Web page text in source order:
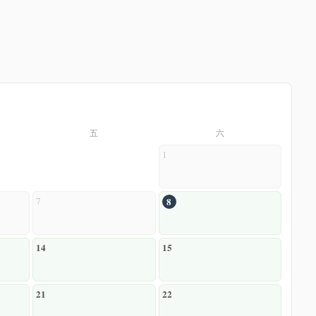
五 六
1
7 8
14 15
21 22